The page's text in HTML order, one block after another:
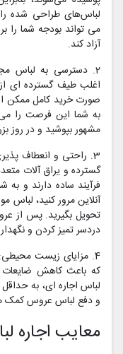
لباس‌های طراحی شده
می تواند بودجه شما را
آزاد کند.
2. دسترسی به لباس
اغلب طیف گسترده ای
صورت خرید کامل ممکن
به شما این فرصت را
مشهور بپوشید و در روز
3. راحتی و انعطاف
گسترده و یراق آلات
فرآیند ساده دارند و
آنلاین مرور کنید، لباس
تحویل بگیرید. پس از
دردسر تمیز کردن و
4. مزایای زیست
که باعث کاهش ضایعات
لباس اجاره ای، به
و دفع لباس عروس کمک
معایب اجاره